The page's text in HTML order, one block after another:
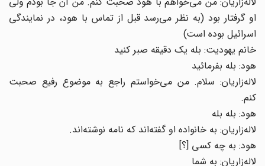
او گرفتار بود (به نظر می‌رسد قبل از تماس با هود، در نمایندگی
اسرائیل بوده است)
خانم یهودیت: بله یک دقیقه صبر کنید
هود: بله بفرمائید
لاله‌زاریان: سلام. من می‌خواستم راجع به موضوع رفیع صحبت
کنم.
هود: بله بله
لاله‌زاریان: به خانواده او گفته‌اند که نامه نوشته‌اند.
هود: به چه کسی [؟]
لاله‌زاریان: به شما